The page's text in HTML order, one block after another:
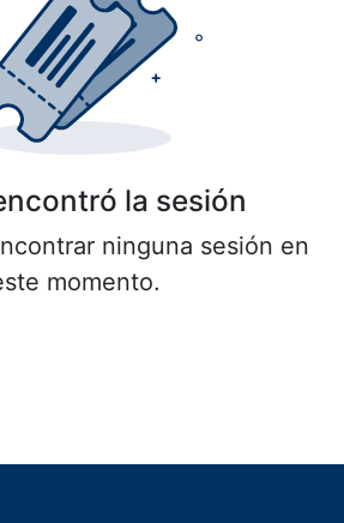
la sesión
ninguna sesión en
momento.